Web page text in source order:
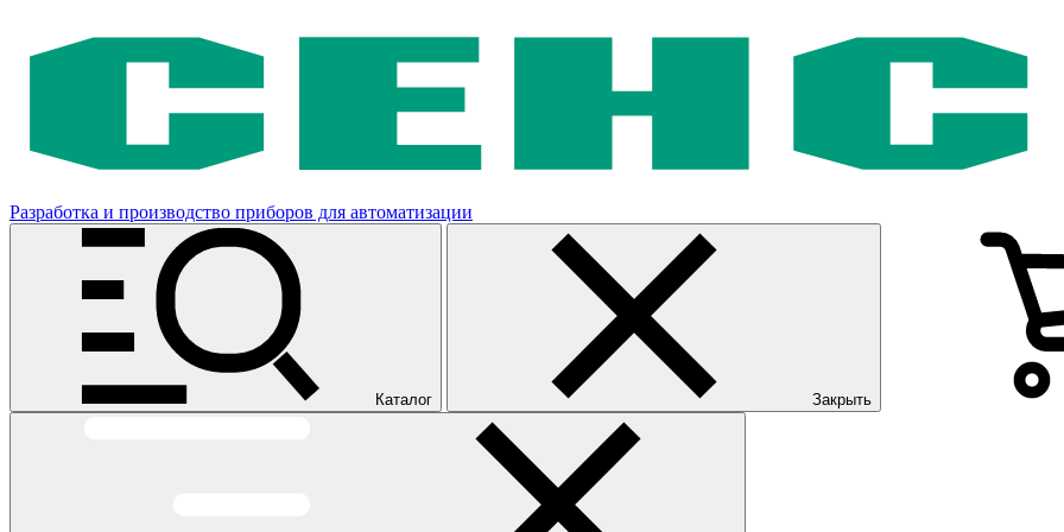
Разработка и производство приборов для автоматизации
Каталог Закрыть